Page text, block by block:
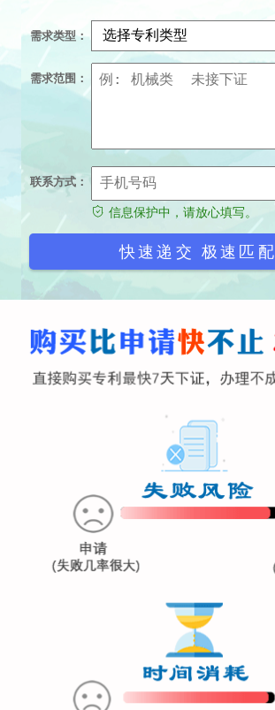
需求类型：
需求范围：
联系方式：
信息保护中，请放心填写。
快速递交 极速匹配